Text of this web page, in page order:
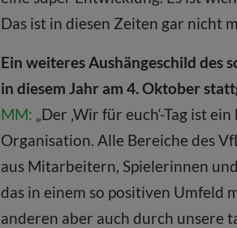
Das ist in diesen Zeiten gar nicht
Ein weiteres Aushängeschild des
in diesem Jahr am 4. Oktober
MM: „Der ‚Wir für euch‘-Tag ist
Organisation. Alle Bereiche des
aus Mitarbeitern, Spielerinnen
das in einem so positiven Umfeld
anderen aber auch durch unsere